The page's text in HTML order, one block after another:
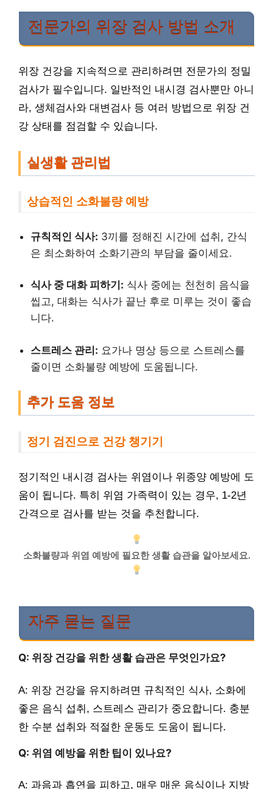
전문가의 위장 검사 방법 소개
위장 건강을 지속적으로 관리하려면 전문가의 정밀
검사가 필수입니다. 일반적인 내시경 검사뿐만 아니
라, 생체검사와 대변검사 등 여러 방법으로 위장 건
강 상태를 점검할 수 있습니다.
실생활 관리법
상습적인 소화불량 예방
규칙적인 식사: 3끼를 정해진 시간에 섭취, 간식
은 최소화하여 소화기관의 부담을 줄이세요.
식사 중 대화 피하기: 식사 중에는 천천히 음식을
씹고, 대화는 식사가 끝난 후로 미루는 것이 좋습
니다.
스트레스 관리: 요가나 명상 등으로 스트레스를
줄이면 소화불량 예방에 도움됩니다.
추가 도움 정보
정기 검진으로 건강 챙기기
정기적인 내시경 검사는 위염이나 위종양 예방에 도
움이 됩니다. 특히 위염 가족력이 있는 경우, 1-2년
간격으로 검사를 받는 것을 추천합니다.
소화불량과 위염 예방에 필요한 생활 습관을 알아보세요.
자주 묻는 질문
Q: 위장 건강을 위한 생활 습관은 무엇인가요?
A: 위장 건강을 유지하려면 규칙적인 식사, 소화에
좋은 음식 섭취, 스트레스 관리가 중요합니다. 충분
한 수분 섭취와 적절한 운동도 도움이 됩니다.
Q: 위염 예방을 위한 팁이 있나요?
A: 과음과 흡연을 피하고, 매우 매운 음식이나 지방